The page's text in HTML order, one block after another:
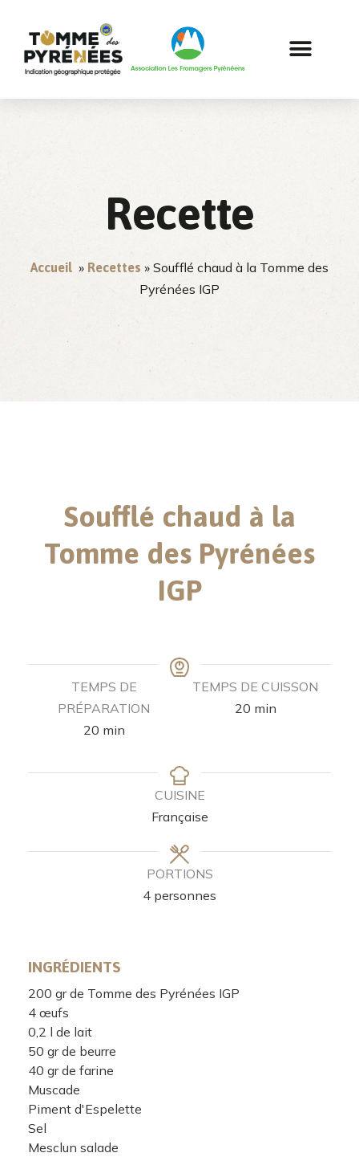
Recette
Accueil » Recettes » Soufflé chaud à la Tomme des
Pyrénées IGP
Soufflé chaud à la
Tomme des Pyrénées
IGP
TEMPS DE
PRÉPARATION
20 min
TEMPS DE CUISSON
20 min
CUISINE
Française
PORTIONS
4 personnes
INGRÉDIENTS
200 gr de Tomme des Pyrénées IGP
4 œufs
0,2 l de lait
50 grde beurre
40 gr de farine
Muscade
Piment d'Espelette
Sel
Mesclun salade